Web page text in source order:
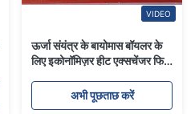
VIDEO
ऊर्जा संयंत्र के बायोमास बॉयलर के
लिए इकोनॉमिज़र हीट एक्सचेंजर फिन
अभी पूछताछ करें